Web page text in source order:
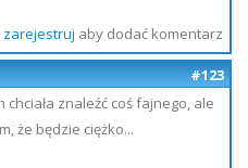
zarejestruj aby dodać komentarz
#123
chciała znaleźć coś fajnego, ale
że będzie ciężko...